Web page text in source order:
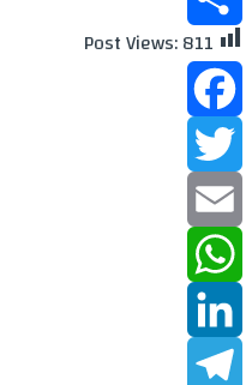
Share
Post Views:811
Facebook
Twitter
Email
WhatsApp
LinkedIn